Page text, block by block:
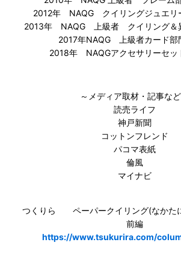
2012年 NAQG クイリングジュエ
2013年 NAQG 上級者 クイリング＆
2017年NAQG 上級者カード
2018年 NAQGアクセサリーセッ
～メディア取材・記事な
読売ライフ
神戸新聞
コットンフレンド
パコマ表紙
倫風
マイナビ
つくりら ペーパークイリング(なかた
前編
https://www.tsukurira.com/